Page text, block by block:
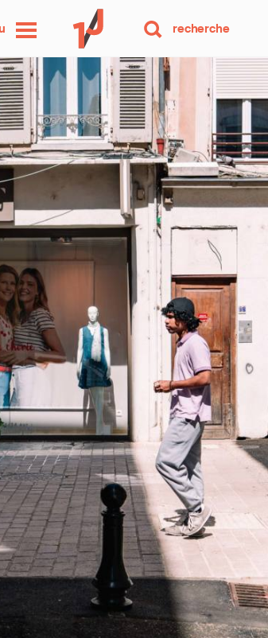
une
photo
par
jour
recherche